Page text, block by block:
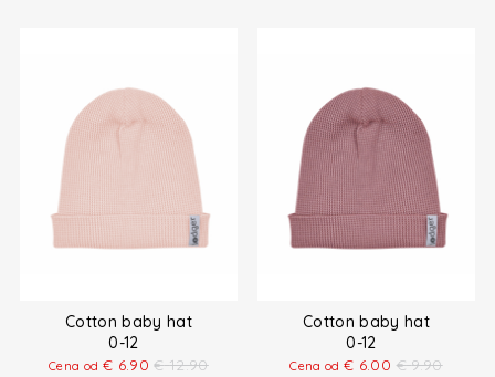
Cotton baby hat
0-12
Cena od € 6.90 € 12.90
Cotton baby hat
0-12
Cena od€ 6.00 € 9.90